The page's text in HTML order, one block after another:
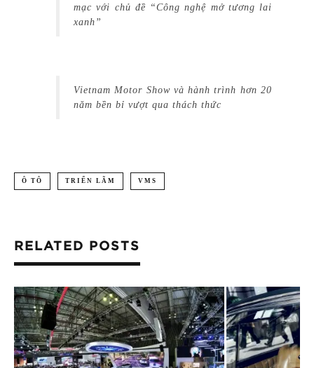
mạc với chủ đề “Công nghệ mở tương lai
xanh”
Vietnam Motor Show và hành trình hơn 20
năm bền bỉ vượt qua thách thức
Ô TÔ TRIỂN LÃM VMS
RELATED POSTS